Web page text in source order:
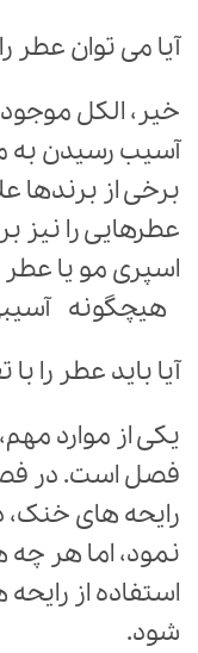
آیا می توان
خیر، الکل
آسیب رسیدن به
برخی از برندها
عطرهایی را نیز
اسپری مو یا
هیچگونه
آیا باید عطر را
یکی از موارد
فصل است. در
رایحه های خنک،
نمود، اما هر
استفاده از
شود.